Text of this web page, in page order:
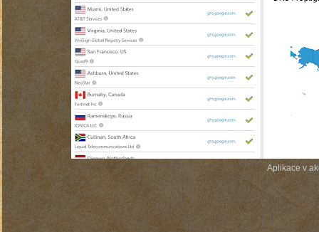
Aplikace v